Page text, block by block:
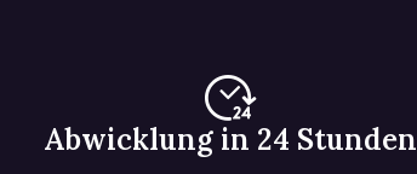
Abwicklung in 24 Stunden